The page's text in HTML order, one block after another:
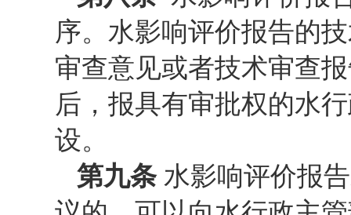
序。水影响评价报告的
审查意见或者技术审查
后，报具有审批权的水
设。
第九条 水影响评价报